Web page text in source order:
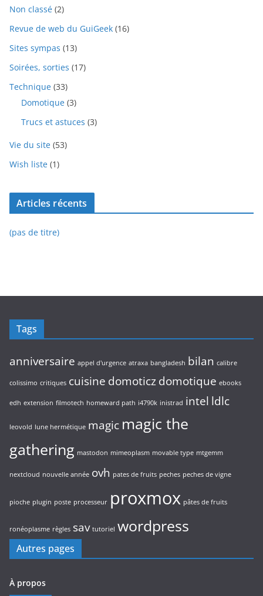
Non classé (2)
Revue de web du GuiGeek (16)
Sites sympas (13)
Soirées, sorties (17)
Technique (33)
Domotique (3)
Trucs et astuces (3)
Vie du site (53)
Wish liste (1)
Articles récents
(pas de titre)
Tags
anniversaire appel d'urgence atraxa bangladesh bilan calibre
colissimo critiques cuisine domoticzdomotique ebooks
edh extension filmotech homeward path i4790k inistrad intel ldlc
leovold lune hermétique magic magic the
gathering mastodon mimeoplasm movable type mtgemm
nextcloud nouvelle année ovh pates de fruits peches peches de vigne
pioche plugin poste processeur proxmox pâtes de fruits
ronéoplasme règles sav tutoriel wordpress
Autres pages
À propos